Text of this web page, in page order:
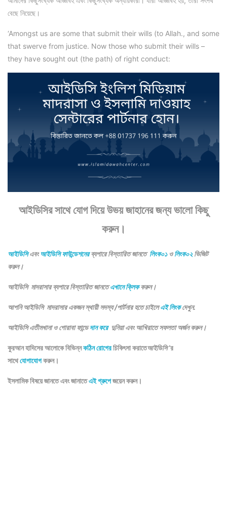
বেছে নিয়েছে।
‘Amongst us are some that submit their wills (to Allah., and some
that swerve from justice. Now those who submit their wills –
they have sought out (the path) of right conduct:
আইডিসির সাথে যোগ দিয়ে উভয় জাহানের জন্য ভালো কিছু
করুন।
আইডিসিএবংআইডিসি ফাউন্ডেশনেরব্যপারে বিস্তারিত জানতে লিংক০১ওলিংক০২ ভিজিট
করুন।
আইডিসি মাদরাসার ব্যপারে বিস্তারিত জানতেএখানে ক্লিককরুন।
আপনি আইডিসি মাদরাসার একজন স্থায়ী সদস্য /পার্টনার হতে চাইলেএই লিংকদেখুন.
আইডিসি এতীমখানা ও গোরাবা ফান্ডেদান করে দুনিয়া এবং আখিরাতে সফলতা অর্জন করুন।
কুরআন হাদিসের আলোকে বিভিন্নকঠিন রোগেরচিকিৎসা করাতেআইডিসি‘র
সাথেযোগাযোগকরুন।
ইসলামিক বিষয়ে জানতে এবং জানাতেএই গ্রুপেজয়েন করুন।